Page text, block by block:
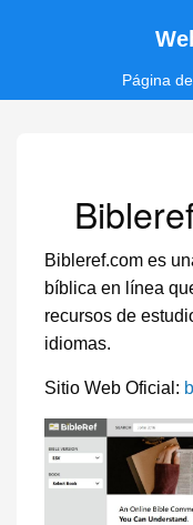
Página
Bibleref.com es
bíblica en línea
recursos de
idiomas.
Sitio Web Oficial: